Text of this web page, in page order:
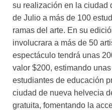
su realización en la ciudad
de Julio a más de 100
ramas del arte. En su
involucrara a más de 50
espectáculo tendrá unas
valor $200, estimando
estudiantes de educación
ciudad de nueva helvecia
gratuita, fomentando la